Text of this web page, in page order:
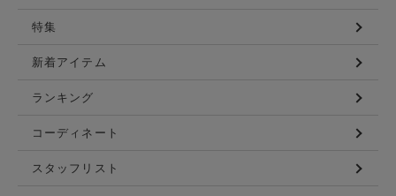
特集
新着アイテム
ランキング
コーディネート
スタッフリスト